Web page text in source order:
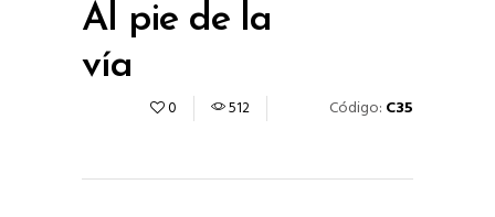
Al pie de la
vía
0 512 Código: C35